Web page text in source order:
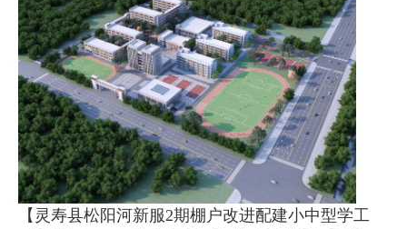
【灵寿县松阳河新服2期棚户改进配建小中型学工